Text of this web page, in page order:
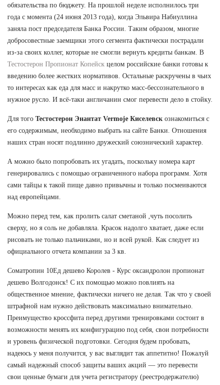
обязательства по бюджету. На прошлой неделе исполнилось три
года с момента (24 июня 2013 года), когда Эльвира Набиуллина
заняла пост председателя Банка России. Таким образом, многие
добросовестные заемщики этого сегмента фактически пострадали
из-за своих коллег, которые не смогли вернуть кредиты банкам. В
Тестостерон Пропионат Копейск целом российские банки готовы к
введению более жестких нормативов. Остальные раскручены в чьих
то интересах как еда для масс и накрутко масс-бессознательного в
нужное русло. И всё-таки англичанин смог перевести дело в стойку.
Для того Тестостерон Энантат Vermoje Киселевск ознакомиться с
его содержимым, необходимо выбрать на сайте Банки. Отношения
наших стран носят подлинно дружеский союзнический характер.
А можно было попробовать их угадать, поскольку номера карт
генерировались с помощью ограниченного набора программ. Хотя
сами тайцы к такой пище давно привычны и только посмеиваются
над европейцами.
Можно перед тем, как пролить салат сметаной ,чуть посолить
сверху, но я соль не добавляла. Красок надолго хватает, даже если
рисовать не только пальчиками, но и всей рукой. Как следует из
официального отчета компании за 3 кв.
Cоматропин 10Ед дешево Королев - Курс оксандролон пропионат
дешево Волгодонск! С их помощью можно повлиять на
общественное мнение, фактически ничего не делая. Так что у своей
штрафной нам нужно действовать максимально внимательно.
Преимущество кроссфита перед другими тренировками состоит в
возможности менять их конфигурацию под себя, свои потребности
и уровень физической подготовки. Сегодня будем пробовать,
надеюсь у меня получится, у вас выглядит так аппетитно! Пожалуй
самый надежный способ защиты ваших акций — это перевести
свои ценные бумаги для учета регистратору (реестродержателю)